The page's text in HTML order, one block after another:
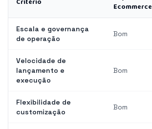
Ecommerce
Escala e governança
de operação
Bom
Velocidade de
lançamento e
execução
Bom
Flexibilidade de
customização
Bom